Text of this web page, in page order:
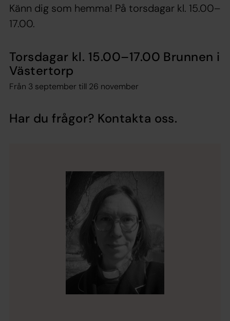
Känn dig som hemma! På torsdagar kl. 15.00–
17.00.
Torsdagar kl. 15.00–17.00 Brunnen i
Västertorp
Från 3 september till 26 november
Har du frågor? Kontakta oss.